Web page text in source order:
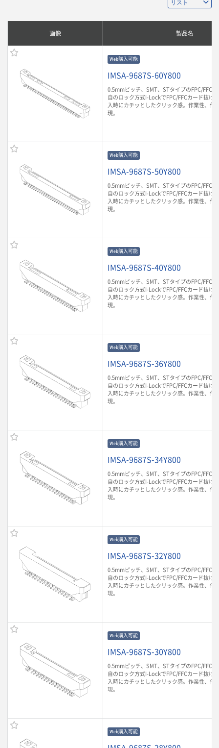
画像 製品名
Web購入可能
IMSA-9687S-60Y800
0.5mmピッチ、SMT、STタイプのFPC/FFC
自のロック方式I-LockでFPC/FFCカード抜け
入時にカチッとしたクリック感。作業性、作
現。
Web購入可能
IMSA-9687S-50Y800
0.5mmピッチ、SMT、STタイプのFPC/FFC
自のロック方式I-LockでFPC/FFCカード抜け
入時にカチッとしたクリック感。作業性、作
現。
Web購入可能
IMSA-9687S-40Y800
0.5mmピッチ、SMT、STタイプのFPC/FFC
自のロック方式I-LockでFPC/FFCカード抜け
入時にカチッとしたクリック感。作業性、作
現。
Web購入可能
IMSA-9687S-36Y800
0.5mmピッチ、SMT、STタイプのFPC/FFC
自のロック方式I-LockでFPC/FFCカード抜け
入時にカチッとしたクリック感。作業性、作
現。
Web購入可能
IMSA-9687S-34Y800
0.5mmピッチ、SMT、STタイプのFPC/FFC
自のロック方式I-LockでFPC/FFCカード抜け
入時にカチッとしたクリック感。作業性、作
現。
Web購入可能
IMSA-9687S-32Y800
0.5mmピッチ、SMT、STタイプのFPC/FFC
自のロック方式I-LockでFPC/FFCカード抜け
入時にカチッとしたクリック感。作業性、作
現。
Web購入可能
IMSA-9687S-30Y800
0.5mmピッチ、SMT、STタイプのFPC/FFC
自のロック方式I-LockでFPC/FFCカード抜け
入時にカチッとしたクリック感。作業性、作
現。
Web購入可能